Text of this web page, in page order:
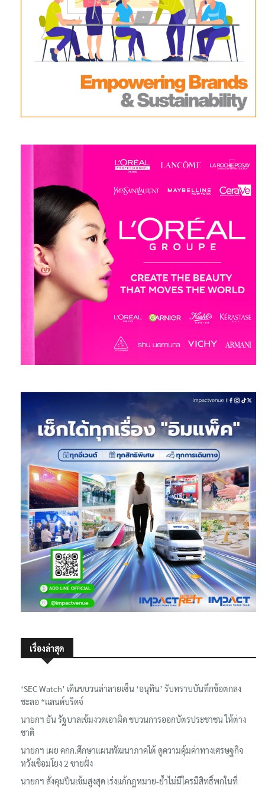
เรื่องล่าสุด
‘SEC Watch’ เดินขบวนล่าลายเซ็น ‘อนุทิน’ รับทราบบันทึกข้อตกลง
ชะลอ “แลนด์บริดจ์
นายกฯ ยัน รัฐบาลเข้มงวดเอาผิด ขบวนการออกบัตรประชาชน ให้ต่าง
ชาติ
นายกฯ เผย คกก.ศึกษาแผนพัฒนาภาคใต้ ดูความคุ้มค่าทางเศรษฐกิจ
หวังเชื่อมโยง 2 ชายฝั่ง
นายกฯ สั่งคุมปืนเข้มสูงสุด เร่งแก้กฎหมาย-ย้ำไม่มีใครมีสิทธิ์พกในที่